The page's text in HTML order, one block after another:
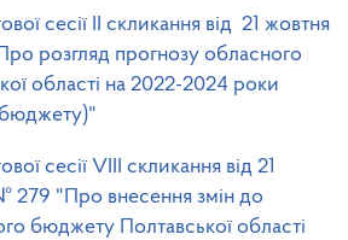
сесії ІІ скликання від 21 жовтня
розгляд прогнозу обласного
області на 2022-2024 роки
сесії VIІІ скликання від 21
279 "Про внесення змін до
бюджету Полтавської області